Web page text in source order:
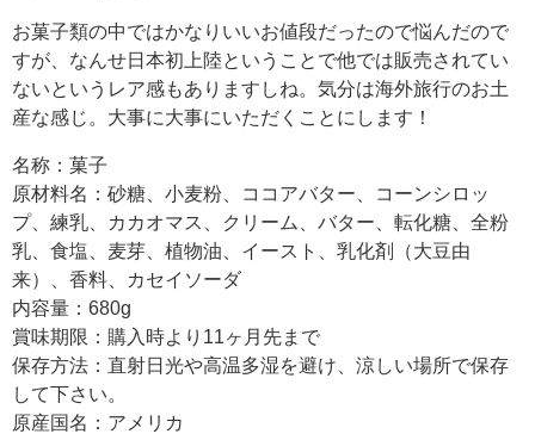
お菓子類の中ではかなりいいお値段だったので悩んだので
すが、なんせ日本初上陸ということで他では販売されてい
ないというレア感もありますしね。気分は海外旅行のお土
産な感じ。大事に大事にいただくことにします！
名称：菓子
原材料名：砂糖、小麦粉、ココアバター、コーンシロッ
プ、練乳、カカオマス、クリーム、バター、転化糖、全粉
乳、食塩、麦芽、植物油、イースト、乳化剤（大豆由
来）、香料、カセイソーダ
内容量：680g
賞味期限：購入時より11ヶ月先まで
保存方法：直射日光や高温多湿を避け、涼しい場所で保存
して下さい。
原産国名：アメリカ